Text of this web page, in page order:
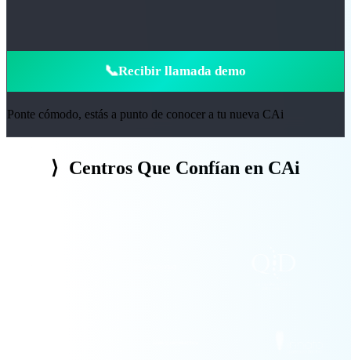
📞Recibir llamada demo
Ponte cómodo, estás a punto de conocer a tu nueva CAi
⟩ Centros Que Confían en CAi